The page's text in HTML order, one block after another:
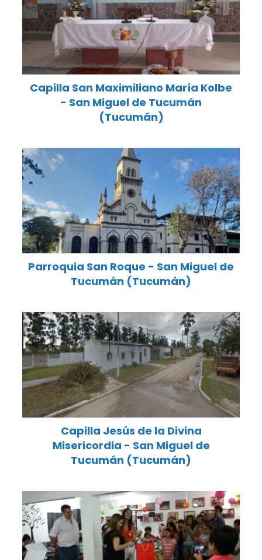
Capilla San Maximiliano María Kolbe
- San Miguel de Tucumán
(Tucumán)
Parroquia San Roque - San Miguel de
Tucumán (Tucumán)
Capilla Jesús de la Divina
Misericordia - San Miguel de
Tucumán (Tucumán)